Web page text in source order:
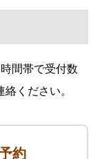
間帯で受付数
ください。
約